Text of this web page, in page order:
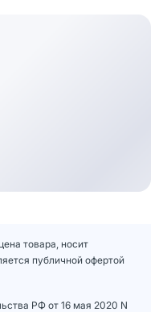
товара, носит
публичной офертой
РФ от 16 мая 2020 N